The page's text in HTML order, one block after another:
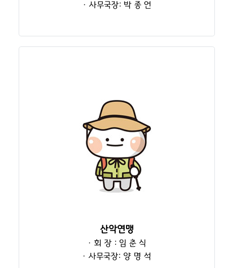
· 사무국장: 박 종 언
산악연맹
· 회 장 : 임 춘 식
· 사무국장: 양 명 석